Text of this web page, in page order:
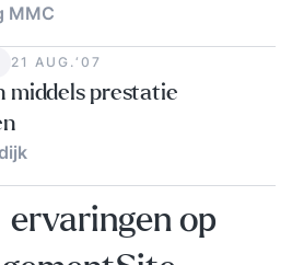
MMC
21 AUG.‘07
middels prestatie
ervaringen op